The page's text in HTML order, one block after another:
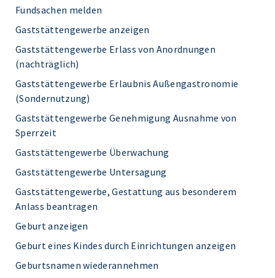
Fundsachen melden
Gaststättengewerbe anzeigen
Gaststättengewerbe Erlass von Anordnungen
(nachträglich)
Gaststättengewerbe Erlaubnis Außengastronomie
(Sondernutzung)
Gaststättengewerbe Genehmigung Ausnahme von
Sperrzeit
Gaststättengewerbe Überwachung
Gaststättengewerbe Untersagung
Gaststättengewerbe, Gestattung aus besonderem
Anlass beantragen
Geburt anzeigen
Geburt eines Kindes durch Einrichtungen anzeigen
Geburtsnamen wiederannehmen